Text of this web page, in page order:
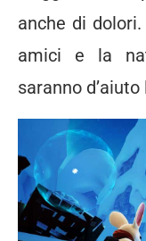
anche di
amici e la
saranno